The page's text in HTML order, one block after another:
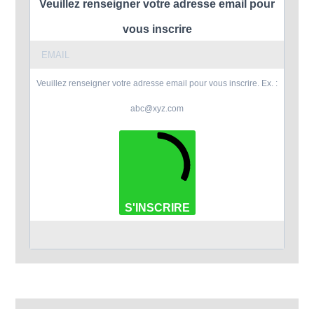
Veuillez renseigner votre adresse email pour
vous inscrire
Veuillez renseigner votre adresse email pour vous inscrire. Ex. :
abc@xyz.com
S'INSCRIRE